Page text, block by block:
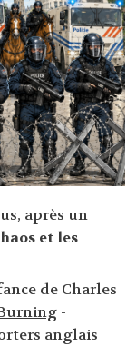
après un
et les
de Charles
-
anglais